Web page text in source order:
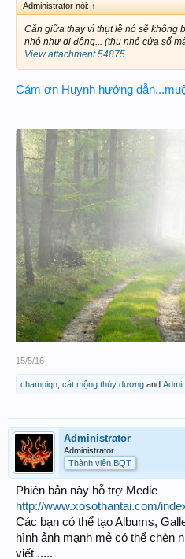
Administrator nói: ↑
Căn giữa thay vì thụt lề nó sẽ không
nhỏ như di động... (thu nhỏ cửa sổ
View attachment 54875
Cám ơn Huynh hướng
15/5/16
champiqn cát mộng thùy dương and
Administrator
Administrator
Thành viên BQT
Phiên bản này hỗ trợ Medie
http://www.xosothantai.com/
Các bạn có thể tạo Albums,
hình ảnh mạnh mẻ có thể chèn
viết .....